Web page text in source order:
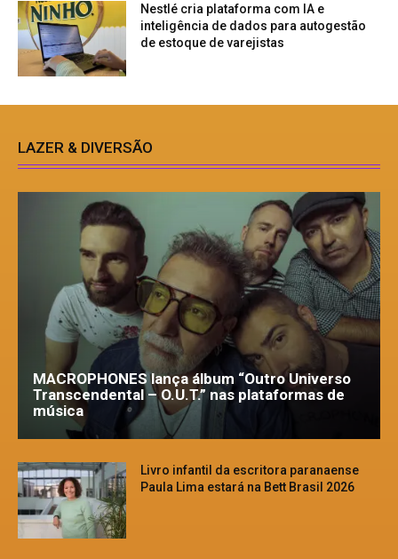
Nestlé cria plataforma com IA e
inteligência de dados para autogestão
de estoque de varejistas
LAZER & DIVERSÃO
MACROPHONES lança álbum “Outro Universo
Transcendental – O.U.T.” nas plataformas de
música
Livro infantil da escritora paranaense
Paula Lima estará na Bett Brasil 2026